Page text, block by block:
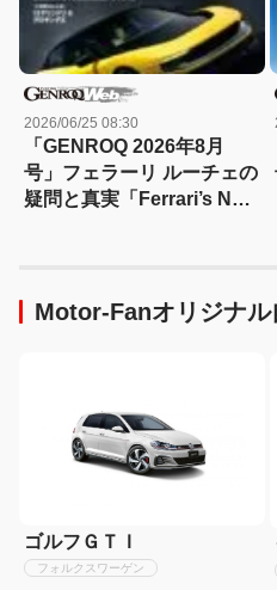
2026/06/25 08:30
「GENROQ 2026年8月
号」フェラーリ ルーチェの
疑問と真実「Ferrari’s Next
Motor-Fanオリジナル
ゴルフＧＴＩ
フォルクスワーゲン